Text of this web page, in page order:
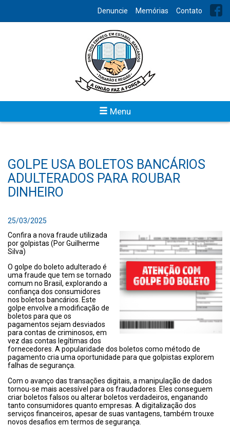
Denuncie Memórias Contato
Menu
GOLPE USA BOLETOS BANCÁRIOS
ADULTERADOS PARA ROUBAR
DINHEIRO
25/03/2025
Confira a nova fraude utilizada
por golpistas (Por Guilherme
Silva)
O golpe do boleto adulterado é
uma fraude que tem se tornado
comum no Brasil, explorando a
confiança dos consumidores
nos boletos bancários. Este
golpe envolve a modificação de
boletos para que os
pagamentos sejam desviados
para contas de criminosos, em
vez das contas legítimas dos
fornecedores. A popularidade dos boletos como método de
pagamento cria uma oportunidade para que golpistas explorem
falhas de segurança.
Com o avanço das transações digitais, a manipulação de dados
tornou-se mais acessível para os fraudadores. Eles conseguem
criar boletos falsos ou alterar boletos verdadeiros, enganando
tanto consumidores quanto empresas. A digitalização dos
serviços financeiros, apesar de suas vantagens, também trouxe
novos desafios em termos de segurança.